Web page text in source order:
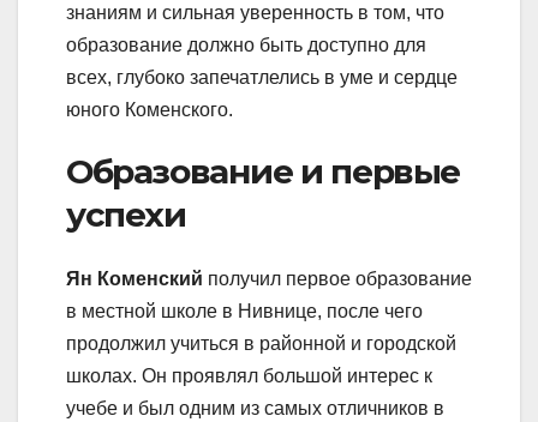
знаниям и сильная уверенность в том, что
образование должно быть доступно для
всех, глубоко запечатлелись в уме и сердце
юного Коменского.
Образование и первые
успехи
Ян Коменский получил первое образование
в местной школе в Нивнице, после чего
продолжил учиться в районной и городской
школах. Он проявлял большой интерес к
учебе и был одним из самых отличников в